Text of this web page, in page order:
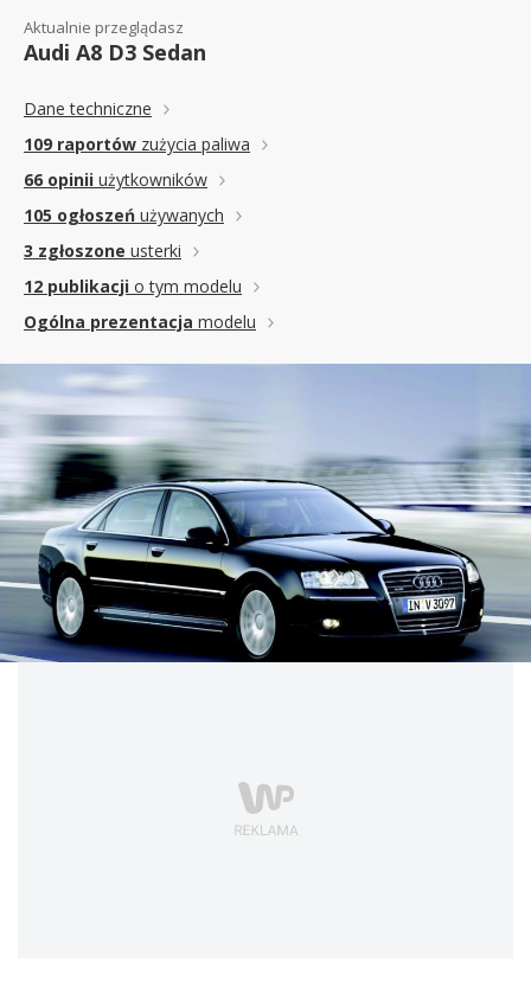
Aktualnie przeglądasz
Audi A8 D3 Sedan
Dane techniczne
109 raportów zużycia paliwa
66 opinii użytkowników
105 ogłoszeń używanych
3 zgłoszone usterki
12 publikacji o tym modelu
Ogólna prezentacja modelu